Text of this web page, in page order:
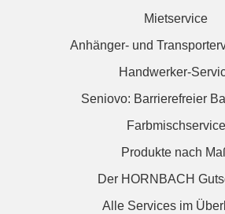
Mietservice
Anhänger- und
Handwerker-
Seniovo: Barrierefreier
Farbmischservice
Produkte nach
Der HORNBACH
Alle Services im